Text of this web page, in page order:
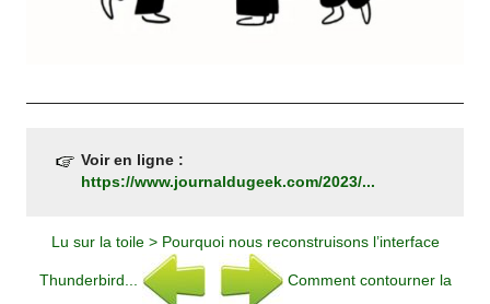
Voir en ligne :
https://www.journaldugeek.com/2023/...
Lu sur la toile > Pourquoi nous reconstruisons l’interface
Thunderbird... Comment contourner la